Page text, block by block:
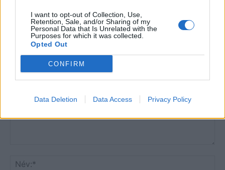
I want to opt-out of Collection, Use,
Retention, Sale, and/or Sharing of my
Personal Data that Is Unrelated with the
Purposes for which it was collected.
Opted Out
CONFIRM
Data Deletion Data Access Privacy Policy
HOZZÁSZÓLOK A CIKKHEZ